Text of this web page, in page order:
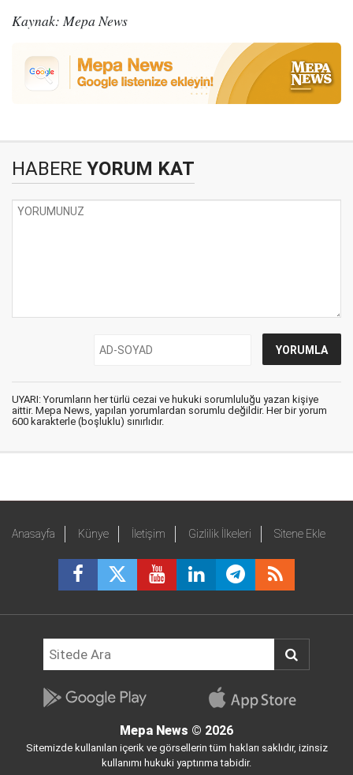
Kaynak: Mepa News
HABERE YORUM KAT
UYARI: Yorumların her türlü cezai ve hukuki sorumluluğu yazan kişiye
aittir. Mepa News, yapılan yorumlardan sorumlu değildir. Her bir yorum
600 karakterle (boşluklu) sınırlıdır.
Anasayfa Künye İletişim Gizlilik İlkeleri Sitene Ekle
Mepa News © 2026
Sitemizde kullanılan içerik ve görsellerin tüm hakları saklıdır, izinsiz
kullanımı hukuki yaptırıma tabidir.